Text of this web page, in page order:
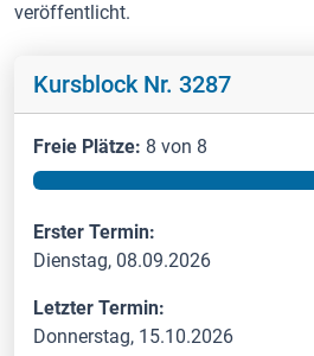
veröffentlicht.
Kursblock Nr. 3287
Freie Plätze: 8 von 8
Erster Termin:
Dienstag, 08.09.2026
Letzter Termin:
Donnerstag, 15.10.2026